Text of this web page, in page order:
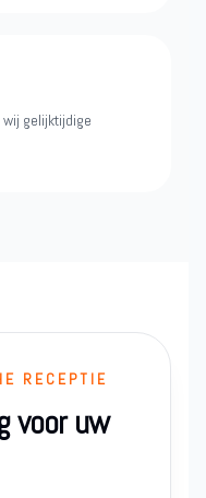
gelijktijdige
RECEPTIE
voor uw